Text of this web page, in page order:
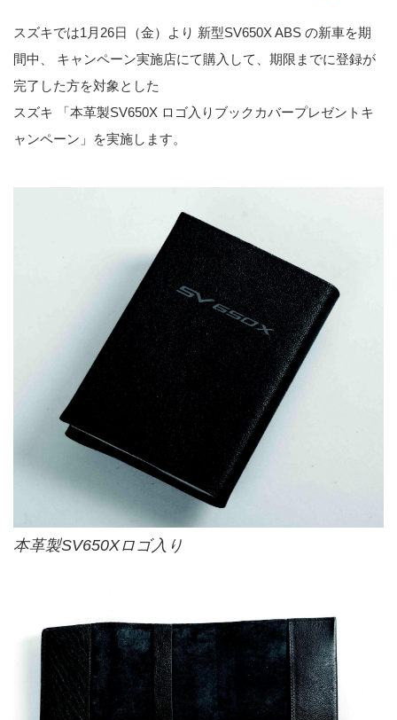
スズキでは1月26日（金）より 新型SV650X ABS の新車を期
間中、 キャンペーン実施店にて購入して、期限までに登録が
完了した方を対象とした
スズキ 「本革製SV650X ロゴ入りブックカバープレゼントキ
ャンペーン」を実施します。
本革製SV650Xロゴ入り